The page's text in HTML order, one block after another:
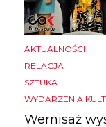
AKTUALNOŚCI
RELACJA
SZTUKA
WYDARZENIA
Wernisaż